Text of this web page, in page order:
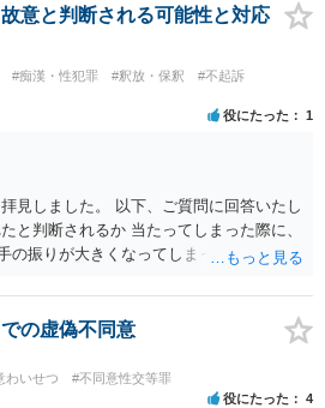
場できる場合以外は，基本的に犯人性を
もちろん，常習性が顕著で，既に前科を
いれば別ですが，そのような方は，この
ることはありません。心配・不安になる
心配・不安を感じている方は，警察に把
犯人であるとされることはないのです。
大丈夫です。安心してください。それで
いて 腕の動き，女性への向かい方をみ
事か，意図的に偶然を装うように触った
間ではなくて，触るまでの状況の方が重
。腕の振り方も，そのときだけ偶然大き
ですから，本件では，意図的だと疑われ
の雰囲気は，当たってしまった女性にも
すから大丈夫です。なお，故意は，主観
映像で決められることはありません。本
意と判断される可能性と対応
#痴漢・性犯罪 #釈放・保釈
#不起訴
役にたった 1
見しました。 以下、ご質問に回答いたし
と判断されるか 当たってしまった際に、
の振りが大きくなってしまっていたこと
やすいのでしょうか？ お伺いする限り、
は無いかと思います。 ②逮捕、呼び出し
どれほどでしょうか？ 誤って当たってし
の場で女性等のアクションが無かったこ
の虚偽不同意
わいせつ #不同意性交等罪
役にたった 4